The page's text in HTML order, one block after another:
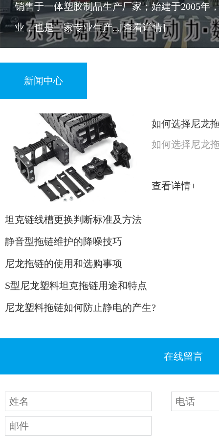
销售于一体塑胶制品生产厂家；始建于2005年
业，也是一家专业生产...[查看详情]
新闻中心
如何选择尼龙
如何选择尼龙
查看详情+
坦克链线槽更换判断标准及方法
静音型拖链维护的降噪技巧
尼龙拖链的使用和选购事项
S型尼龙塑料坦克拖链用途和特点
尼龙塑料拖链如何防止静电的产生?
在线留言